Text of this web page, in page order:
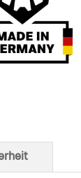
unten